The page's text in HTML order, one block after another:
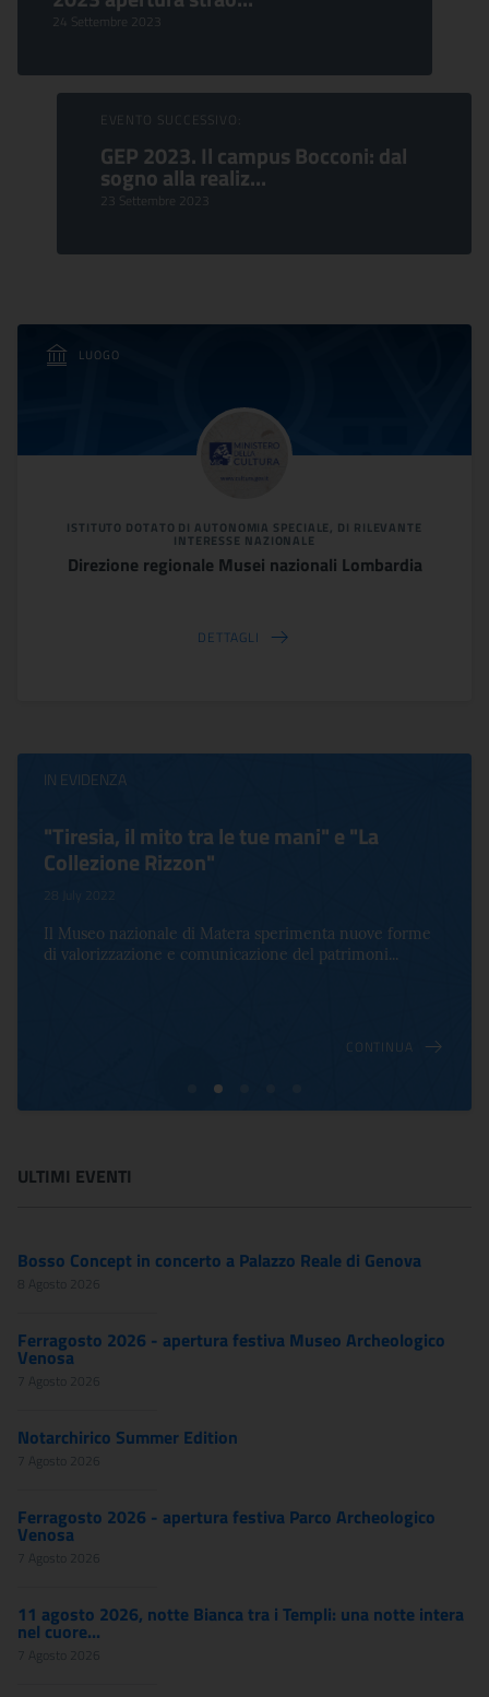
24 Settembre 2023
EVENTO SUCCESSIVO:
GEP 2023. Il campus Bocconi: dal
sogno alla realiz...
23 Settembre 2023
LUOGO
ISTITUTO DOTATO DI AUTONOMIA SPECIALE, DI RILEVANTE
INTERESSE NAZIONALE
Direzione regionale Musei nazionali Lombardia
DETTAGLI
IN EVIDENZA
"Tiresia, il mito tra le tue mani" e "La
Collezione Rizzon"
28 July 2022
Il Museo nazionale di Matera sperimenta nuove forme
di valorizzazione e comunicazione del patrimoni...
CONTINUA
ULTIMI EVENTI
Bosso Concept in concerto a Palazzo Reale di Genova
8 Agosto 2026
Ferragosto 2026 - apertura festiva Museo Archeologico
Venosa
7 Agosto 2026
Notarchirico Summer Edition
7 Agosto 2026
Ferragosto 2026 - apertura festiva Parco Archeologico
Venosa
7 Agosto 2026
11 agosto 2026, notte Bianca tra i Templi: una notte intera
nel cuore...
7 Agosto 2026